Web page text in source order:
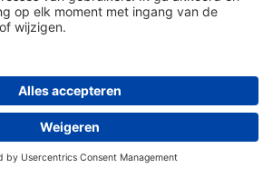
en meteorologie